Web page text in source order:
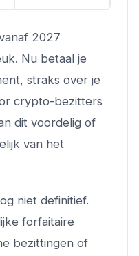
2027
Nu betaal je
straks over je
crypto-bezitters
dit voordelig of
van het
niet definitief.
forfaitaire
bezittingen of